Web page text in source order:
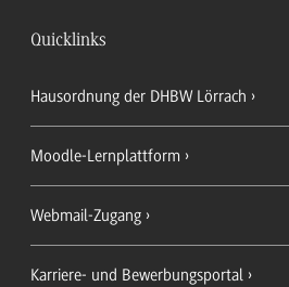
Quicklinks
Hausordnung der DHBW Lörrach
Moodle-Lernplattform
Webmail-Zugang
Karriere- und Bewerbungsportal